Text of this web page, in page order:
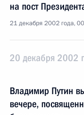
на пост
21 декабря 2002 года,
20 декабря 2002
Владимир Путин
вечере,